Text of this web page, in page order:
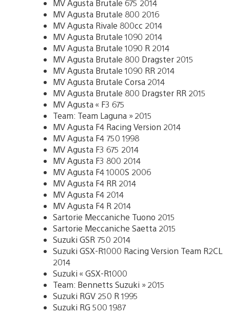
MV Agusta Brutale 675 2014
MV Agusta Brutale 800 2016
MV Agusta Rivale 800cc 2014
MV Agusta Brutale 1090 2014
MV Agusta Brutale 1090 R 2014
MV Agusta Brutale 800 Dragster 2015
MV Agusta Brutale 1090 RR 2014
MV Agusta Brutale Corsa 2014
MV Agusta Brutale 800 Dragster RR 2015
MV Agusta « F3 675
Team: Team Laguna » 2015
MV Agusta F4 Racing Version 2014
MV Agusta F4 750 1998
MV Agusta F3 675 2014
MV Agusta F3 800 2014
MV Agusta F4 1000S 2006
MV Agusta F4 RR 2014
MV Agusta F4 2014
MV Agusta F4 R 2014
Sartorie Meccaniche Tuono 2015
Sartorie Meccaniche Saetta 2015
Suzuki GSR 750 2014
Suzuki GSX-R1000 Racing Version Team R2CL
2014
Suzuki « GSX-R1000
Team: Bennetts Suzuki » 2015
Suzuki RGV 250 R 1995
Suzuki RG 500 1987